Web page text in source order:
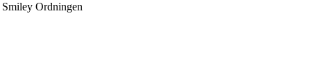
Smiley Ordningen